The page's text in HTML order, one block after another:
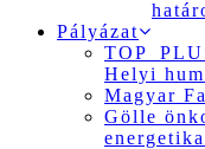
Pályázat
Helyi
Magyar
Gölle